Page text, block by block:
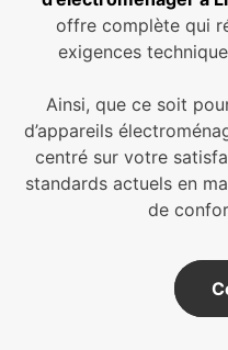
offre complète qui
exigences
Ainsi, que ce soit
d’appareils
centré sur votre
standards actuels en
de